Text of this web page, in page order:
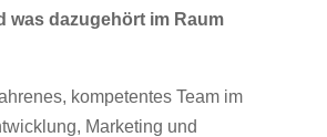
was dazugehört im Raum
kompetentes Team im
Marketing und